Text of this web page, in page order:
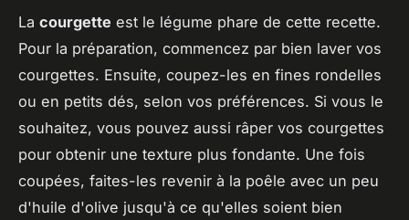
La courgette est le légume phare de cette recette.
Pour la préparation, commencez par bien laver vos
courgettes. Ensuite, coupez-les en fines rondelles
ou en petits dés, selon vos préférences. Si vous le
souhaitez, vous pouvez aussi râper vos courgettes
pour obtenir une texture plus fondante. Une fois
coupées, faites-les revenir à la poêle avec un peu
d'huile d'olive jusqu'à ce qu'elles soient bien